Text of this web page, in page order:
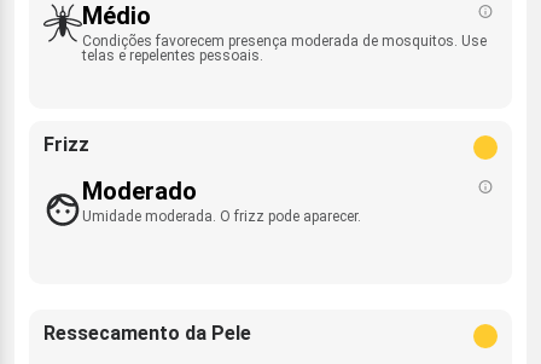
Médio
Condições favorecem presença moderada de mosquitos. Use
telas e repelentes pessoais.
Frizz
Moderado
Umidade moderada. O frizz pode aparecer.
Ressecamento da Pele